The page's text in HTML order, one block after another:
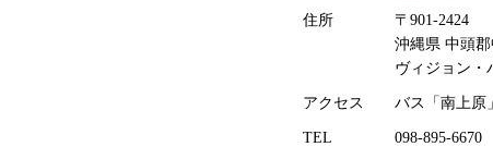
住所
〒901-2424
沖縄県 中頭
ヴィジョン・
アクセス バス「南上原
TEL 098-895-6670